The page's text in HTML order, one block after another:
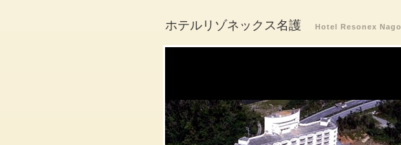
ホテルリゾネックス名護 Hotel Resonex Nago